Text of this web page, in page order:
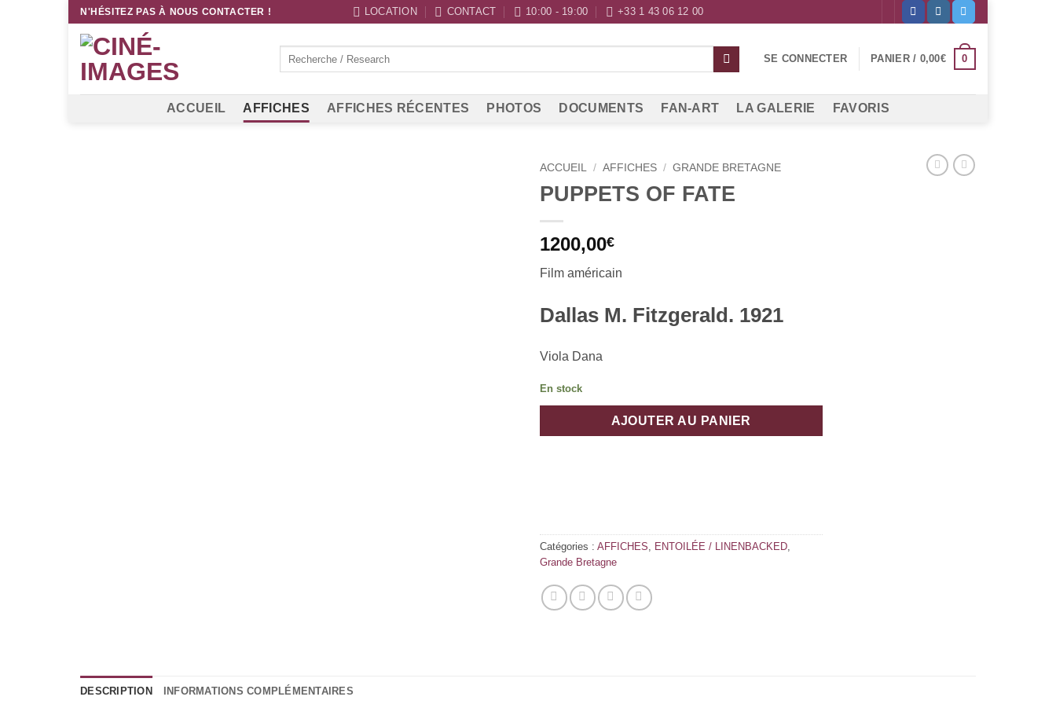
Passer
contenu
N'HÉSITEZ PAS À NOUS CONTACTER ! LOCATION CONTACT 10:00 - 19:00 +33 1 43 06 12 00
SE CONNECTER PANIER / 0,00€ 0
ACCUEIL AFFICHES AFFICHES RÉCENTES PHOTOS DOCUMENTS FAN-ART LA GALERIE FAVORIS
ACCUEIL / AFFICHES / GRANDE BRETAGNE
PUPPETS OF FATE
1200,00€
Film américain
Dallas M. Fitzgerald. 1921
Viola Dana
En stock
AJOUTER AU PANIER
Catégories : AFFICHES ENTOILÉE / LINENBACKED
Grande Bretagne
DESCRIPTION INFORMATIONS COMPLÉMENTAIRES